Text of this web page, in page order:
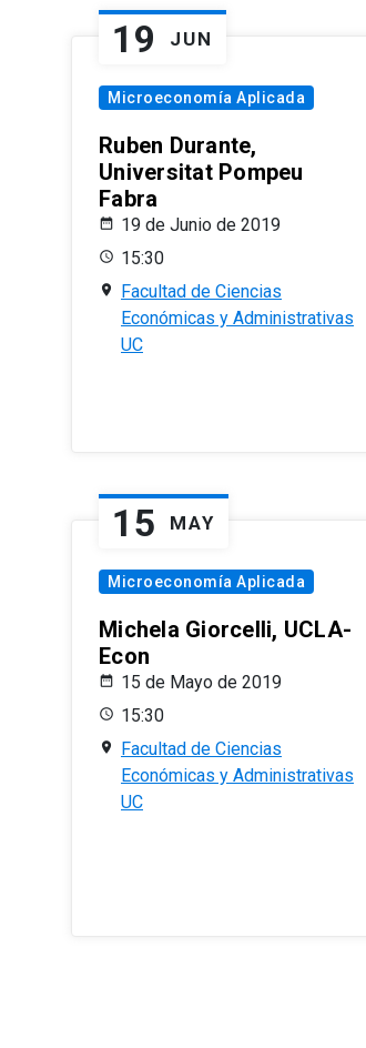
19 JUN
Microeconomía Aplicada
Ruben Durante,
Universitat Pompeu
Fabra
19 de Junio de 2019
15:30
Facultad de Ciencias
Económicas y Administrativas
UC
15 MAY
Microeconomía Aplicada
Michela Giorcelli, UCLA-
Econ
15 de Mayo de 2019
15:30
Facultad de Ciencias
Económicas y Administrativas
UC